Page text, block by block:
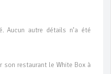
Aucun autre détails n’a été
son restaurant le White Box à